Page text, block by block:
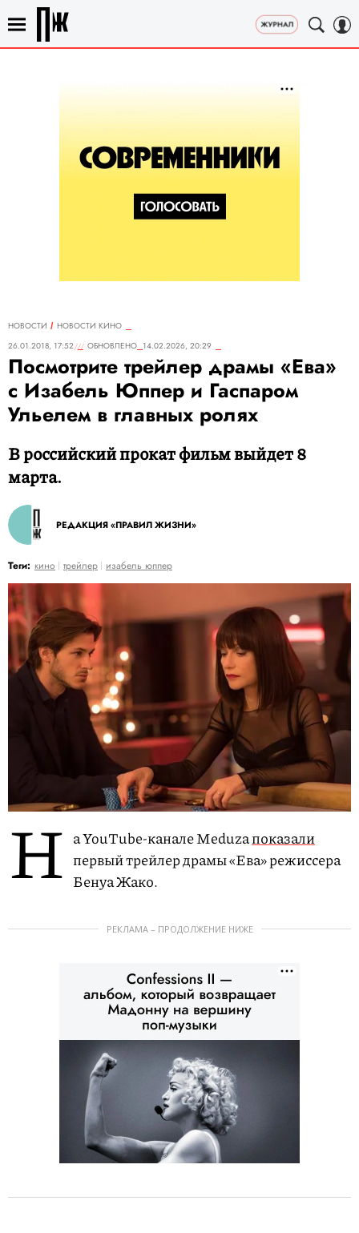
НОВОСТИ
НОВОСТИ КИНО
26.01.2018, 17:52
ОБНОВЛЕНО 14.02.2026, 20:29
Посмотрите трейлер драмы «Ева»
с Изабель Юппер и Гаспаром
Ульелем в главных ролях
В российский прокат фильм выйдет 8
марта.
РЕДАКЦИЯ «ПРАВИЛ ЖИЗНИ»
Теги: кино трейлер изабель юппер
Н а YouTube-канале Meduzaпоказали
первый трейлер драмы «Ева» режиссера
Бенуа Жако.
РЕКЛАМА – ПРОДОЛЖЕНИЕ НИЖЕ